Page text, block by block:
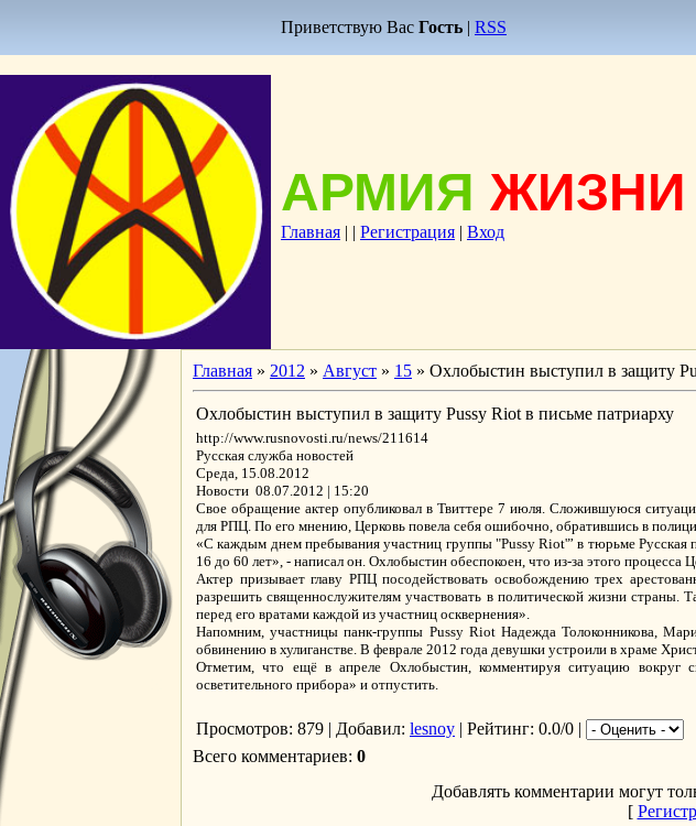
Приветствую Вас Гость | RSS
АРМИЯ ЖИЗНИ
Главная | | Регистрация | Вход
Главная » 2012 » Август » 15 » Охлобыстин выступил в защиту
Охлобыстин выступил в защиту Pussy Riot в письме патриарху
http://www.rusnovosti.ru/news/211614
Русская служба новостей
Среда, 15.08.2012
Новости 08.07.2012 | 15:20
Свое обращение актер опубликовал в Твиттере 7 июля. Сложившуюся
для РПЦ. По его мнению, Церковь повела себя ошибочно, обратившись в
«С каждым днем пребывания участниц группы "Pussy Riot'” в тюрьме Русская
16 до 60 лет», - написал он. Охлобыстин обеспокоен, что из-за этого процесса
Актер призывает главу РПЦ посодействовать освобождению трех
разрешить священнослужителям участвовать в политической жизни страны.
перед его вратами каждой из участниц осквернения».
Напомним, участницы панк-группы Pussy Riot Надежда Толоконникова,
обвинению в хулиганстве. В феврале 2012 года девушки устроили в храме
Отметим, что ещё в апреле Охлобыстин, комментируя ситуацию вокруг
осветительного прибора» и отпустить.
Просмотров: 879 | Добавил: lesnoy | Рейтинг: 0.0/0 |
Всего комментариев: 0
Добавлять комментарии могут
[